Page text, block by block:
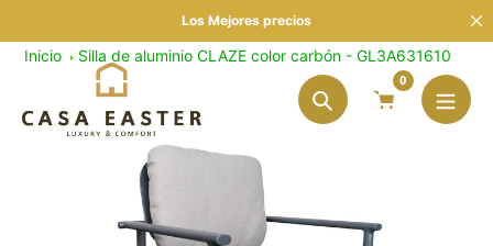
al
contenido
Los Mejores precios
Búsqueda
0
Inicio Silla de aluminio CLAZE color carbón - GL3A631610